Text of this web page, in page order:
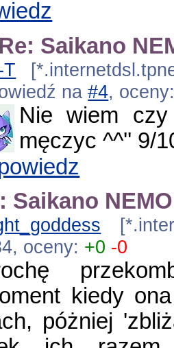
Re: Saikano
T
na#4,
Nie wiem
męczyc ^^'' 9/
Saikano NEMO
oceny: +0 -0
kiedy
póżniej